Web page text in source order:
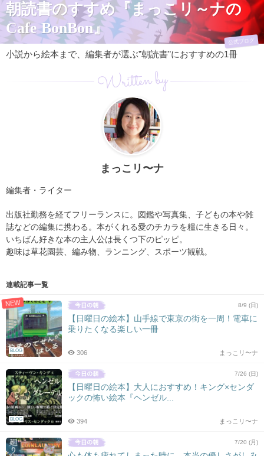
朝読書のすすめ『まっこリ～ナの
Cafe BonBon』
公式ブログ
小説から絵本まで、編集者が選ぶ”朝読書”におすすめの1冊
Written by
まっこリ〜ナ
編集者・ライター
出版社勤務を経てフリーランスに。図鑑や写真集、子どもの本や雑
誌などの編集に携わる。本がくれる愛のチカラを糧に生きる日々。
いちばん好きな本の主人公は長くつ下のピッピ。
趣味は草花園芸、編み物、ランニング、スポーツ観戦。
連載記事一覧
NEW
BLOG
8/9 (日)
【日曜日の絵本】山手線で東京の街を一周！電車に
乗りたくなる楽しい一冊
まっこリ〜ナ
306
BLOG
7/26 (日)
【日曜日の絵本】大人におすすめ！キング×センダ
ックの怖い絵本『ヘンゼル...
まっこリ〜ナ
394
7/20 (月)